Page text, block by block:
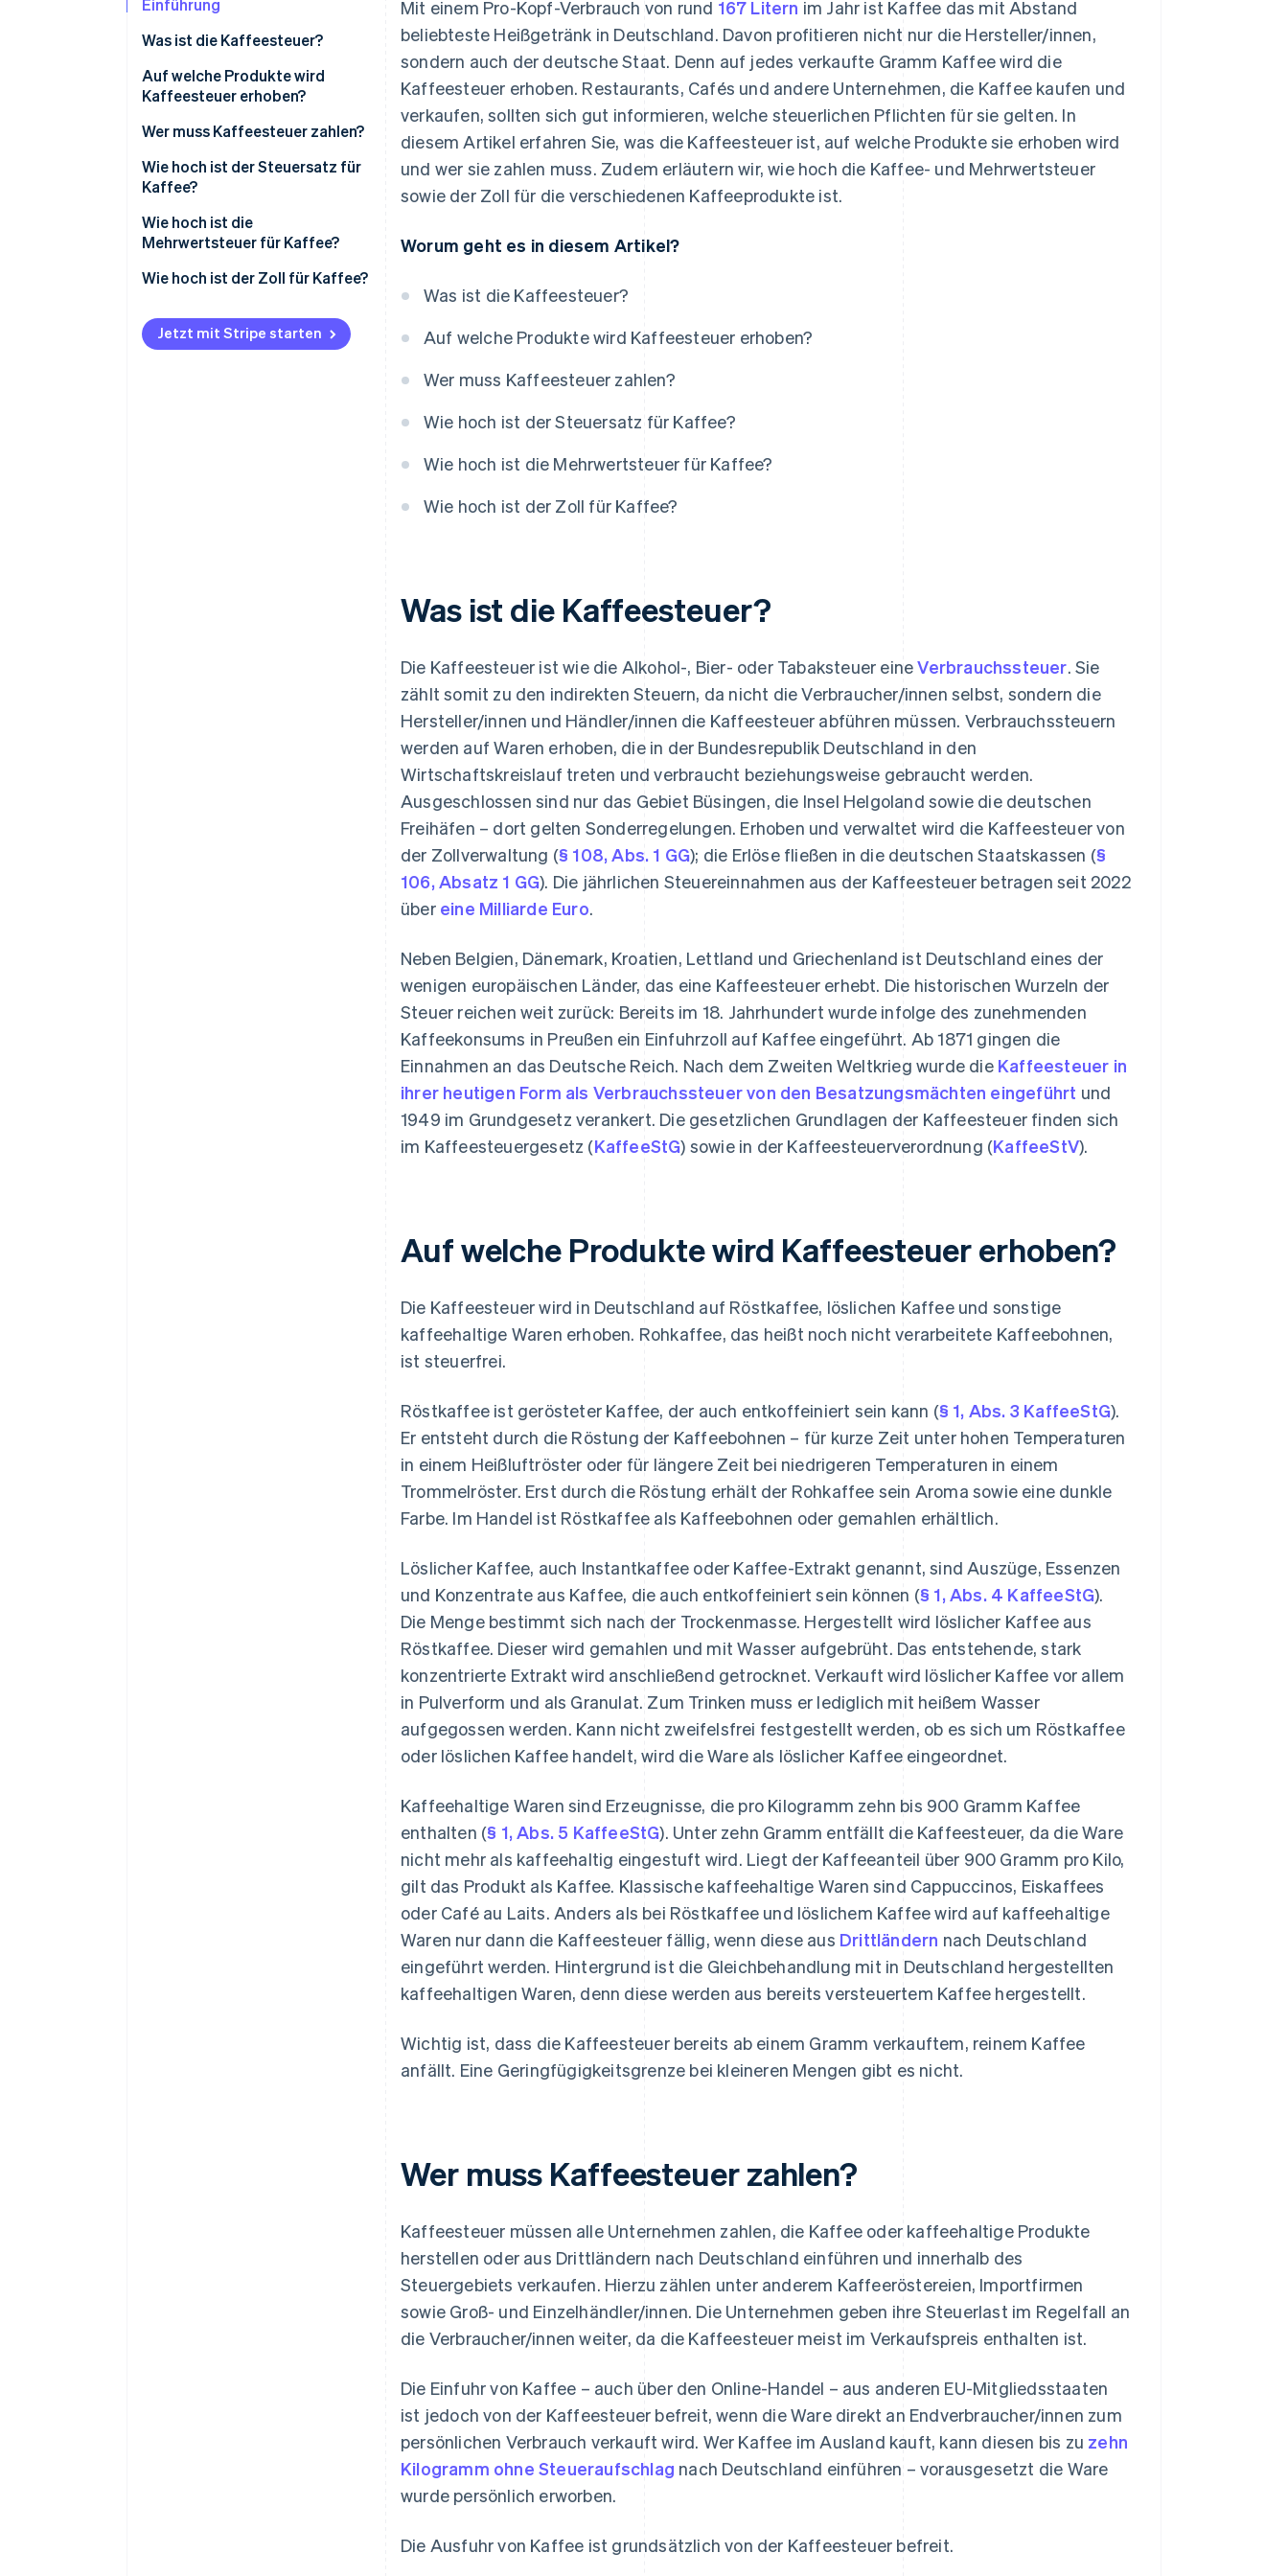
Einführung
Was ist die Kaffeesteuer?
Auf welche Produkte wird
Kaffeesteuer erhoben?
Wer muss Kaffeesteuer zahlen?
Wie hoch ist der Steuersatz für
Kaffee?
Steuersatz für Röstkaffee und
löslichen Kaffee
Steuersätze für kaffeehaltige
Steuersätze für kaffeehaltige
Waren, die löslichen Kaffee
Wie hoch ist die
Mehrwertsteuer für Kaffee?
Wie hoch ist der Zoll für Kaffee?
Import-Zölle für Kaffeewaren
Jetzt mit Stripe starten
Mit einem Pro-Kopf-Verbrauch von rund 167 Litern im Jahr ist Kaffee das mit Abstand
beliebteste Heißgetränk in Deutschland. Davon profitieren nicht nur die Hersteller/innen,
sondern auch der deutsche Staat. Denn auf jedes verkaufte Gramm Kaffee wird die
Kaffeesteuer erhoben. Restaurants, Cafés und andere Unternehmen, die Kaffee kaufen und
verkaufen, sollten sich gut informieren, welche steuerlichen Pflichten für sie gelten. In
diesem Artikel erfahren Sie, was die Kaffeesteuer ist, auf welche Produkte sie erhoben wird
und wer sie zahlen muss. Zudem erläutern wir, wie hoch die Kaffee- und Mehrwertsteuer
sowie der Zoll für die verschiedenen Kaffeeprodukte ist.
Worum geht es in diesem Artikel?
Was ist die Kaffeesteuer?
Auf welche Produkte wird Kaffeesteuer erhoben?
Wer muss Kaffeesteuer zahlen?
Wie hoch ist der Steuersatz für Kaffee?
Wie hoch ist die Mehrwertsteuer für Kaffee?
Wie hoch ist der Zoll für Kaffee?
Was ist die Kaffeesteuer?
Die Kaffeesteuer ist wie die Alkohol-, Bier- oder Tabaksteuer eineVerbrauchssteuer. Sie
zählt somit zu den indirekten Steuern, da nicht die Verbraucher/innen selbst, sondern die
Hersteller/innen und Händler/innen die Kaffeesteuer abführen müssen. Verbrauchssteuern
werden auf Waren erhoben, die in der Bundesrepublik Deutschland in den
Wirtschaftskreislauf treten und verbraucht beziehungsweise gebraucht werden.
Ausgeschlossen sind nur das Gebiet Büsingen, die Insel Helgoland sowie die deutschen
Freihäfen – dort gelten Sonderregelungen. Erhoben und verwaltet wird die Kaffeesteuer von
der Zollverwaltung (§ 108, Abs. 1 GG); die Erlöse fließen in die deutschen Staatskassen (§
106, Absatz 1 GG). Die jährlichen Steuereinnahmen aus der Kaffeesteuer betragen seit 2022
über eine Milliarde Euro.
Neben Belgien, Dänemark, Kroatien, Lettland und Griechenland ist Deutschland eines der
wenigen europäischen Länder, das eine Kaffeesteuer erhebt. Die historischen Wurzeln der
Steuer reichen weit zurück: Bereits im 18. Jahrhundert wurde infolge des zunehmenden
Kaffeekonsums in Preußen ein Einfuhrzoll auf Kaffee eingeführt. Ab 1871 gingen die
Einnahmen an das Deutsche Reich. Nach dem Zweiten Weltkrieg wurde die Kaffeesteuer in
ihrer heutigen Form als Verbrauchssteuer von den Besatzungsmächten eingeführt und
1949 im Grundgesetz verankert. Die gesetzlichen Grundlagen der Kaffeesteuer finden sich
im Kaffeesteuergesetz (KaffeeStG) sowie in der Kaffeesteuerverordnung (KaffeeStV).
Auf welche Produkte wird Kaffeesteuer erhoben?
Die Kaffeesteuer wird in Deutschland auf Röstkaffee, löslichen Kaffee und sonstige
kaffeehaltige Waren erhoben. Rohkaffee, das heißt noch nicht verarbeitete Kaffeebohnen,
ist steuerfrei.
Röstkaffee ist gerösteter Kaffee, der auch entkoffeiniert sein kann (§ 1, Abs. 3 KaffeeStG).
Er entsteht durch die Röstung der Kaffeebohnen – für kurze Zeit unter hohen Temperaturen
in einem Heißluftröster oder für längere Zeit bei niedrigeren Temperaturen in einem
Trommelröster. Erst durch die Röstung erhält der Rohkaffee sein Aroma sowie eine dunkle
Farbe. Im Handel ist Röstkaffee als Kaffeebohnen oder gemahlen erhältlich.
Löslicher Kaffee, auch Instantkaffee oder Kaffee-Extrakt genannt, sind Auszüge, Essenzen
und Konzentrate aus Kaffee, die auch entkoffeiniert sein können (§ 1, Abs. 4 KaffeeStG).
Die Menge bestimmt sich nach der Trockenmasse. Hergestellt wird löslicher Kaffee aus
Röstkaffee. Dieser wird gemahlen und mit Wasser aufgebrüht. Das entstehende, stark
konzentrierte Extrakt wird anschließend getrocknet. Verkauft wird löslicher Kaffee vor allem
in Pulverform und als Granulat. Zum Trinken muss er lediglich mit heißem Wasser
aufgegossen werden. Kann nicht zweifelsfrei festgestellt werden, ob es sich um Röstkaffee
oder löslichen Kaffee handelt, wird die Ware als löslicher Kaffee eingeordnet.
Kaffeehaltige Waren sind Erzeugnisse, die pro Kilogramm zehn bis 900 Gramm Kaffee
enthalten (§ 1, Abs. 5 KaffeeStG). Unter zehn Gramm entfällt die Kaffeesteuer, da die Ware
nicht mehr als kaffeehaltig eingestuft wird. Liegt der Kaffeeanteil über 900 Gramm pro Kilo,
gilt das Produkt als Kaffee. Klassische kaffeehaltige Waren sind Cappuccinos, Eiskaffees
oder Café au Laits. Anders als bei Röstkaffee und löslichem Kaffee wird auf kaffeehaltige
Waren nur dann die Kaffeesteuer fällig, wenn diese aus Drittländern nach Deutschland
eingeführt werden. Hintergrund ist die Gleichbehandlung mit in Deutschland hergestellten
kaffeehaltigen Waren, denn diese werden aus bereits versteuertem Kaffee hergestellt.
Wichtig ist, dass die Kaffeesteuer bereits ab einem Gramm verkauftem, reinem Kaffee
anfällt. Eine Geringfügigkeitsgrenze bei kleineren Mengen gibt es nicht.
Wer muss Kaffeesteuer zahlen?
Kaffeesteuer müssen alle Unternehmen zahlen, die Kaffee oder kaffeehaltige Produkte
herstellen oder aus Drittländern nach Deutschland einführen und innerhalb des
Steuergebiets verkaufen. Hierzu zählen unter anderem Kaffeeröstereien, Importfirmen
sowie Groß- und Einzelhändler/innen. Die Unternehmen geben ihre Steuerlast im Regelfall an
die Verbraucher/innen weiter, da die Kaffeesteuer meist im Verkaufspreis enthalten ist.
Die Einfuhr von Kaffee – auch über den Online-Handel – aus anderen EU-Mitgliedsstaaten
ist jedoch von der Kaffeesteuer befreit, wenn die Ware direkt an Endverbraucher/innen zum
persönlichen Verbrauch verkauft wird. Wer Kaffee im Ausland kauft, kann diesen bis zu zehn
Kilogramm ohne Steueraufschlag nach Deutschland einführen – vorausgesetzt die Ware
wurde persönlich erworben.
Die Ausfuhr von Kaffee ist grundsätzlich von der Kaffeesteuer befreit.